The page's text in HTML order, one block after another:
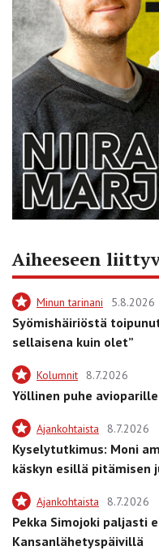
Aiheeseen
Minun tarinani 5.8.2026
Syömishäiriöstä
sellaisena kuin olet”
Kolumnit 8.7.2026
Yöllinen puhe avioparille
Ajankohtaista 8.7.2026
Kyselytutkimus: Moni
käskyn esillä pitämisen
Ajankohtaista 8.7.2026
Pekka Simojoki paljasti
Kansanlähetyspäivillä